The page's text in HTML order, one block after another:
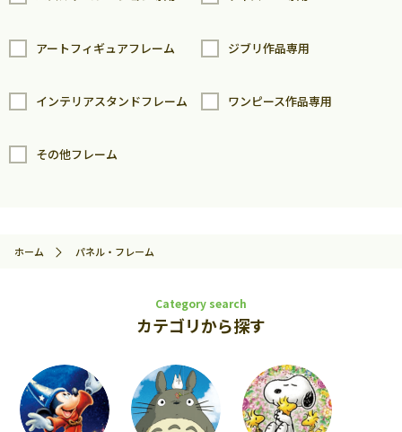
アートフィギュアフレーム ジブリ作品専用
インテリアスタンドフレーム ワンピース作品専用
その他フレーム
ホーム パネル・フレーム
Category search
カテゴリから探す